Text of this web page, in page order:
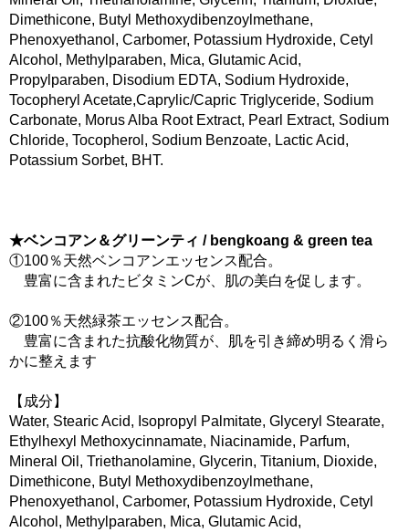
Dimethicone, Butyl Methoxydibenzoylmethane,
Phenoxyethanol, Carbomer, Potassium Hydroxide, Cetyl
Alcohol, Methylparaben, Mica, Glutamic Acid,
Propylparaben, Disodium EDTA, Sodium Hydroxide,
Tocopheryl Acetate,Caprylic/Capric Triglyceride, Sodium
Carbonate, Morus Alba Root Extract, Pearl Extract, Sodium
Chloride, Tocopherol, Sodium Benzoate, Lactic Acid,
Potassium Sorbet, BHT.
★ベンコアン＆グリーンティ / bengkoang & green tea
①100％天然ベンコアンエッセンス配合。
豊富に含まれたビタミンCが、肌の美白を促します。
②100％天然緑茶エッセンス配合。
豊富に含まれた抗酸化物質が、肌を引き締め明るく滑ら
かに整えます
【成分】
Water, Stearic Acid, Isopropyl Palmitate, Glyceryl Stearate,
Ethylhexyl Methoxycinnamate, Niacinamide, Parfum,
Mineral Oil, Triethanolamine, Glycerin, Titanium, Dioxide,
Dimethicone, Butyl Methoxydibenzoylmethane,
Phenoxyethanol, Carbomer, Potassium Hydroxide, Cetyl
Alcohol, Methylparaben, Mica, Glutamic Acid,